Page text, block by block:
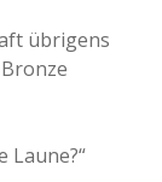
übrigens
Laune?“